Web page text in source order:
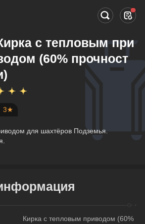
с тепловым при
(60% прочност
3★
для шахтёров Подземья.
Кирка с тепловым приводом (60%